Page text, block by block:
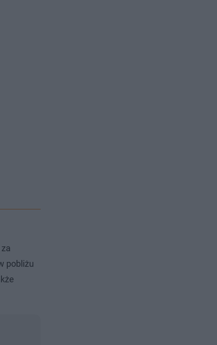
pobliżu